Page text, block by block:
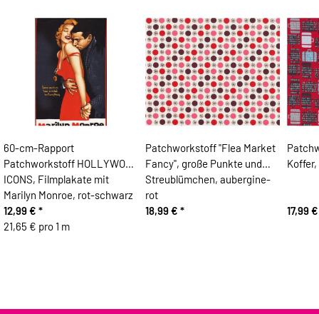
60-cm-Rapport
Patchworkstoff HOLLYWOOD
ICONS, Filmplakate mit
Marilyn Monroe, rot-schwarz
12,99 € *
21,65 € pro 1 m
Patchworkstoff "Flea Market
Fancy", große Punkte und
Streublümchen, aubergine-
rot
18,99 € * 17,99